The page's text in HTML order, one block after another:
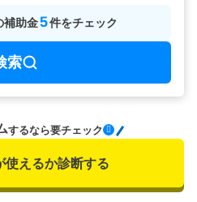
補助金5件をチェック
索
するなら要チェック
使えるか診断する